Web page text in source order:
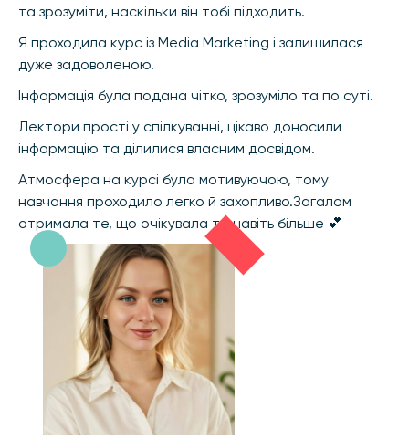
та зрозуміти, наскільки він тобі підходить.
Я проходила курс із Media Marketing і залишилася
дуже задоволеною.
Інформація була подана чітко, зрозуміло та по суті.
Лектори прості у спілкуванні, цікаво доносили
інформацію та ділилися власним досвідом.
Атмосфера на курсі була мотивуючою, тому
навчання проходило легко й захопливо.Загалом
отримала те, що очікувала та навіть більше 💕